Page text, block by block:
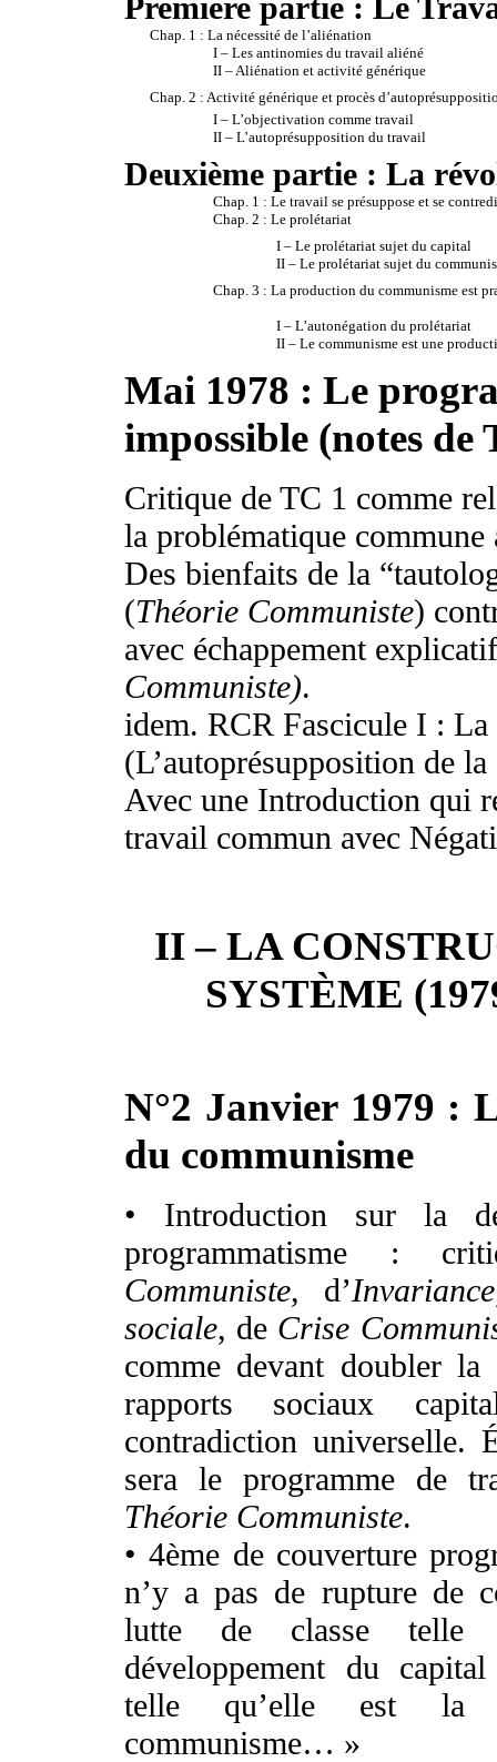
Chap. 1 : La nécessité de l’aliénation
I – Les antinomies du travail aliéné
II – Aliénation et activité générique
Chap. 2 : Activité générique et procès
I – L’objectivation comme travail
II – L’autoprésupposition du travail
Deuxième partie : La
Chap. 1 : Le travail se présuppose et se
Chap. 2 : Le prolétariat
I – Le prolétariat sujet du capital
II – Le prolétariat sujet du
Chap. 3 : La production du communisme est
I – L’autonégation du prolétariat
II – Le communisme est une
Mai 1978 : Le
impossible (notes de
Critique de TC 1 comme
la problématique commune
Des bienfaits de la
(Théorie Communiste)
avec échappement
Communiste).
idem. RCR Fascicule I : La
(L’autoprésupposition de
Avec une Introduction qui
travail commun avec
II – LA
SYSTÈME
N°2 Janvier 1979 :
du communisme
• Introduction sur la
programmatisme :
Communiste, d’
sociale, de Crise
comme devant doubler la
rapports sociaux
contradiction universelle.
sera le programme de
Théorie Communiste.
• 4ème de couverture
n’y a pas de rupture de
lutte de classe telle
développement du
telle qu’elle est la
communisme… »